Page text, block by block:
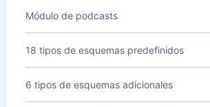
Módulo de podcasts
18 tipos de esquemas predefinidos
6 tipos de esquemas adicionales